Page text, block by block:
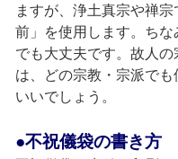
ますが、浄土真宗や禅
前」を使用します。ち
でも大丈夫です。故人
は、どの宗教・宗派で
いいでしょう。
●不祝儀袋の書き方